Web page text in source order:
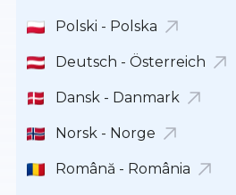
Polski - Polska
Deutsch - Österreich
Dansk - Danmark
Norsk - Norge
Română - România